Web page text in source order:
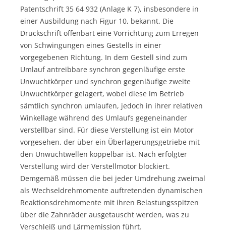
Patentschrift 35 64 932 (Anlage K 7), insbesondere in
einer Ausbildung nach Figur 10, bekannt. Die
Druckschrift offenbart eine Vorrichtung zum Erregen
von Schwingungen eines Gestells in einer
vorgegebenen Richtung. In dem Gestell sind zum
Umlauf antreibbare synchron gegen­läufige erste
Unwuchtkörper und synchron gegenläufige zweite
Unwuchtkörper gelagert, wobei diese im Betrieb
sämtlich synchron umlaufen, jedoch in ihrer relativen
Winkellage während des Umlaufs gegeneinander
verstellbar sind. Für diese Verstellung ist ein Motor
vorgesehen, der über ein Überlagerungsgetriebe mit
den Unwuchtwellen koppelbar ist. Nach erfolgter
Verstellung wird der Verstellmotor blockiert.
Demgemäß müssen die bei jeder Umdrehung zweimal
als Wechseldrehmomente auftretenden dynamischen
Reaktionsdrehmomente mit ihren Belastungsspitzen
über die Zahnräder ausgetauscht werden, was zu
Verschleiß und Lärmemission führt.